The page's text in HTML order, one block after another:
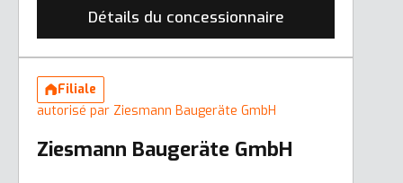
Détails du concessionnaire
Filiale
autorisé par Ziesmann Baugeräte GmbH
Ziesmann Baugeräte GmbH